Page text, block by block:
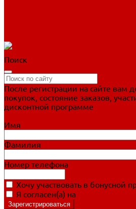
Поиск
После регистрации на сайте вам
покупок, состояние заказов,
дисконтной программе
Имя
Фамилия
Номер телефона
Хочу участвовать в бонусной
Я согласен(а) на